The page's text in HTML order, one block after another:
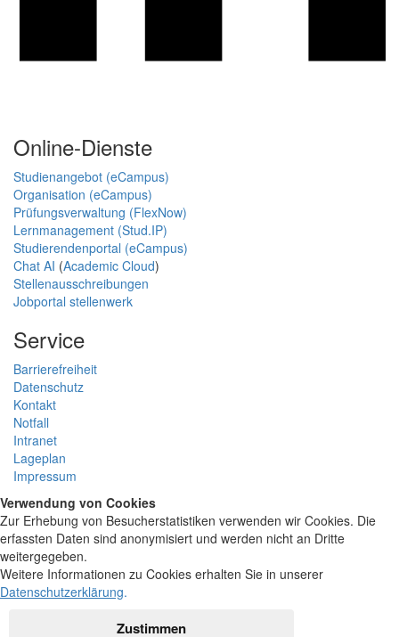
Online-Dienste
Studienangebot (eCampus)
Organisation (eCampus)
Prüfungsverwaltung (FlexNow)
Lernmanagement (Stud.IP)
Studierendenportal (eCampus)
Chat AI (Academic Cloud)
Stellenausschreibungen
Jobportal stellenwerk
Service
Barrierefreiheit
Datenschutz
Kontakt
Notfall
Intranet
Lageplan
Impressum
Verwendung von Cookies
Zur Erhebung von Besucherstatistiken verwenden wir Cookies. Die
erfassten Daten sind anonymisiert und werden nicht an Dritte
weitergegeben.
Weitere Informationen zu Cookies erhalten Sie in unserer
Datenschutzerklärung.
Zustimmen